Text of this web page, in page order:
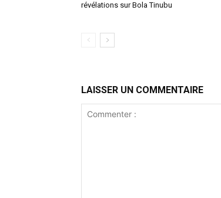
révélations sur Bola Tinubu
LAISSER UN COMMENTAIRE